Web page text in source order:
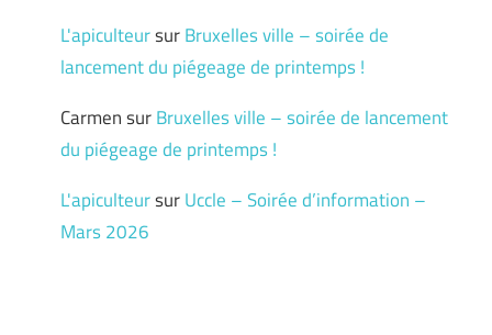
L'apiculteursurBruxelles ville – soirée de
lancement du piégeage de printemps !
CarmensurBruxelles ville – soirée de lancement
du piégeage de printemps !
L'apiculteursurUccle – Soirée d’information –
Mars 2026